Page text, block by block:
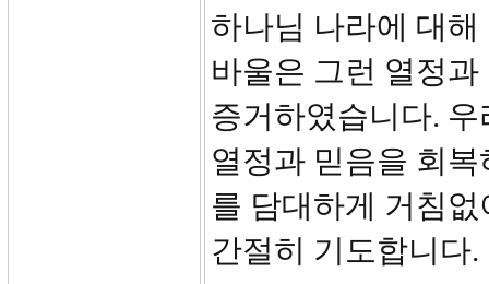
하나님 나라에 대
바울은 그런 열정
증거하였습니다.
열정과 믿음을 회
를 담대하게 거침
간절히 기도합니다.